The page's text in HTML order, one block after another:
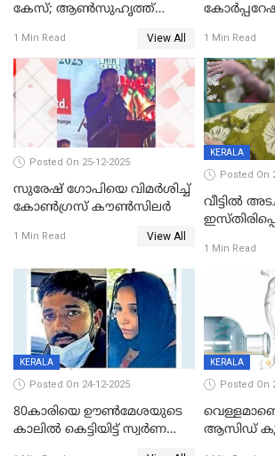
കേസ്; ആണ്‍സുഹൃത്ത്
1 Min Read View All 1 Min Read
Posted On 25-12-2025
സുരേഷ് ഗോപിയെ വിമര്‍ശിച്ച്
കോണ്‍ഗ്രസ് കൗണ്‍സിലര്‍
1 Min Read View All
KERALA
Posted On
വീട്ടിൽ
1 Min Read
KERALA
Posted On 24-12-2025
80കാരിയെ ഊൺമേശയുടെ
കാലിൽ കെട്ടിയിട്ട് സ്വർണവും
KERALA
Posted On
ആസിഡ്